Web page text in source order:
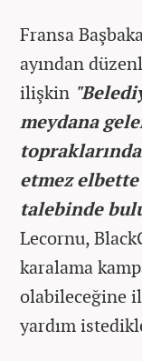
Fransa
ayından
ilişkin
meydana
etmez
talebinde
Lecornu,
karalama
olabileceğine
yardım